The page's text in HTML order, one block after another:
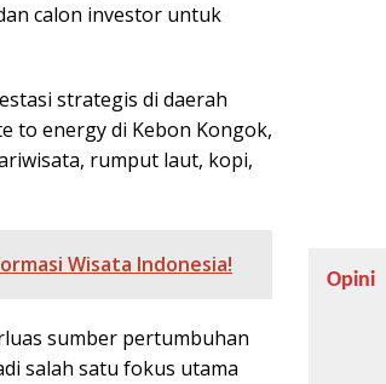
calon investor untuk
strategis di daerah
to energy di Kebon Kongok,
rumput laut, kopi,
Wisata Indonesia!
sumber pertumbuhan
salah satu fokus utama
Opini